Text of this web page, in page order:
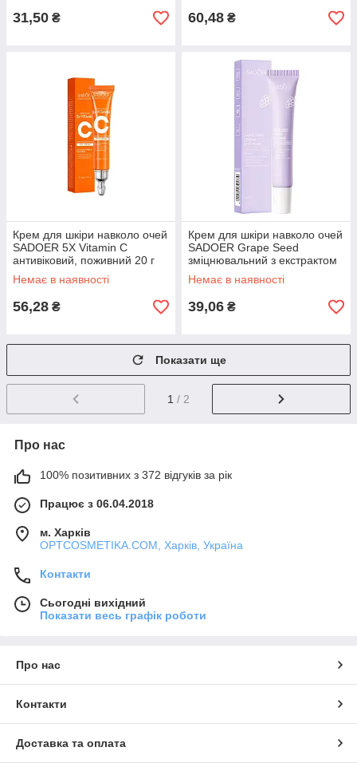
31,50 ₴ 60,48 ₴
Крем для шкіри навколо очей
SADOER 5X Vitamin C
антивіковий, поживний 20 г
Немає в наявності
56,28 ₴
Крем для шкіри навколо очей
SADOER Grape Seed
зміцнювальний з екстрактом
виноградних кісточок 20 г
Немає в наявності
39,06 ₴
Показати ще
1 / 2
Про нас
100% позитивних з 372 відгуків за рік
Працює з 06.04.2018
м. Харків
OPTCOSMETIKA.COM, Харків, Україна
Контакти
Сьогодні вихідний
Показати весь графік роботи
Про нас
Контакти
Доставка та оплата